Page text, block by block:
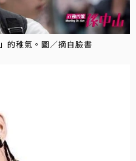
的稚氣。圖／摘自臉書